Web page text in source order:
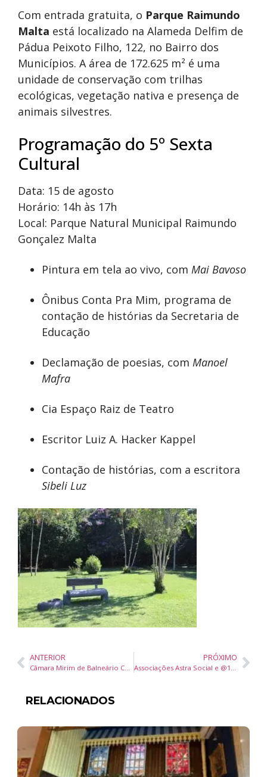
Com entrada gratuita, o Parque Raimundo
Malta está localizado na Alameda Delfim de
Pádua Peixoto Filho, 122, no Bairro dos
Municípios. A área de 172.625 m² é uma
unidade de conservação com trilhas
ecológicas, vegetação nativa e presença de
animais silvestres.
Programação do 5º Sexta
Cultural
Data: 15 de agosto
Horário: 14h às 17h
Local: Parque Natural Municipal Raimundo
Gonçalez Malta
Pintura em tela ao vivo, com Mai Bavoso
Ônibus Conta Pra Mim, programa de
contação de histórias da Secretaria de
Educação
Declamação de poesias, com Manoel
Mafra
Cia Espaço Raiz de Teatro
Escritor Luiz A. Hacker Kappel
Contação de histórias, com a escritora
Sibeli Luz
ANTERIOR
Câmara Mirim de Balneário Camboriú recebe explicação sobre o método Wolbachia para prevenção da dengue
PRÓXIMO
Associações Astra Social e @1bairromelhor são declaradas de utilidade pública em Balneário Camboriú
RELACIONADOS